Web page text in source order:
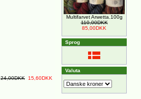
24,00DKK 15,60DKK
Multifarvet Arwetta.100g
110,00DKK
85,00DKK
Sprog
Valuta